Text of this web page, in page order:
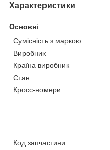
Характеристики
Основні
Сумісність з маркою
Виробник
Країна виробник
Стан
Кросс-номери
Код запчастини